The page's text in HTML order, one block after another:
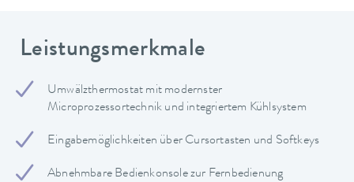
Leistungsmerkmale
Umwälzthermostat mit modernster
Microprozessortechnik und integriertem Kühlsystem
Eingabemöglichkeiten über Cursortasten und Softkeys
Abnehmbare Bedienkonsole zur Fernbedienung